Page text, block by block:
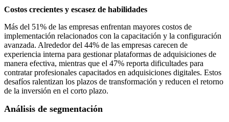
Costos crecientes y escasez de habilidades
Más del 51% de las empresas enfrentan mayores costos de
implementación relacionados con la capacitación y la configuración
avanzada. Alrededor del 44% de las empresas carecen de
experiencia interna para gestionar plataformas de adquisiciones de
manera efectiva, mientras que el 47% reporta dificultades para
contratar profesionales capacitados en adquisiciones digitales. Estos
desafíos ralentizan los plazos de transformación y reducen el retorno
de la inversión en el corto plazo.
Análisis de segmentación